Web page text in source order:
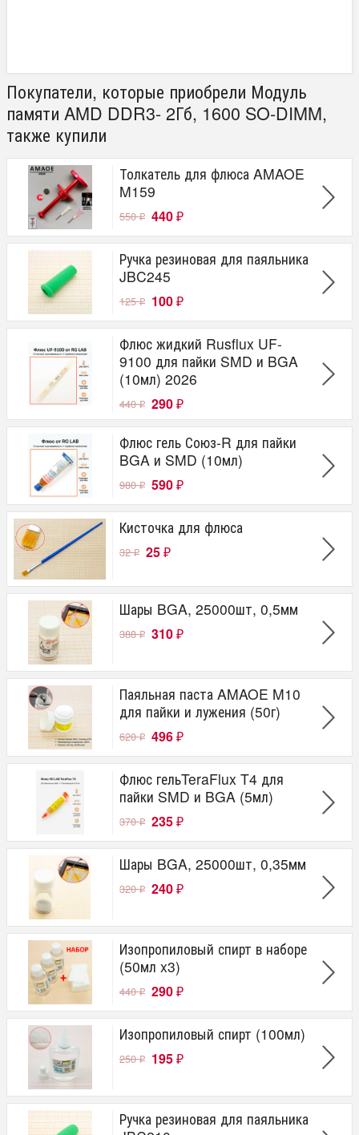
Покупатели, которые приобрели Модуль
памяти AMD DDR3- 2Гб, 1600 SO-DIMM,
также купили
Толкатель для флюса AMAOE
M159
550₽ 440 ₽
Ручка резиновая для паяльника
JBC245
125₽ 100 ₽
Флюс жидкий Rusflux UF-
9100 для пайки SMD и BGA
(10мл) 2026
440₽ 290 ₽
Флюс гель Союз-R для пайки
BGA и SMD (10мл)
980₽ 590 ₽
Кисточка для флюса
32₽ 25 ₽
Шары BGA, 25000шт, 0,5мм
388₽ 310 ₽
Паяльная паста AMAOE M10
для пайки и лужения (50г)
620₽ 496 ₽
Флюс гельTeraFlux T4 для
пайки SMD и BGA (5мл)
370₽ 235 ₽
Шары BGA, 25000шт, 0,35мм
320₽ 240 ₽
Изопропиловый спирт в наборе
(50мл x3)
440₽ 290 ₽
Изопропиловый спирт (100мл)
250₽ 195 ₽
Ручка резиновая для паяльника